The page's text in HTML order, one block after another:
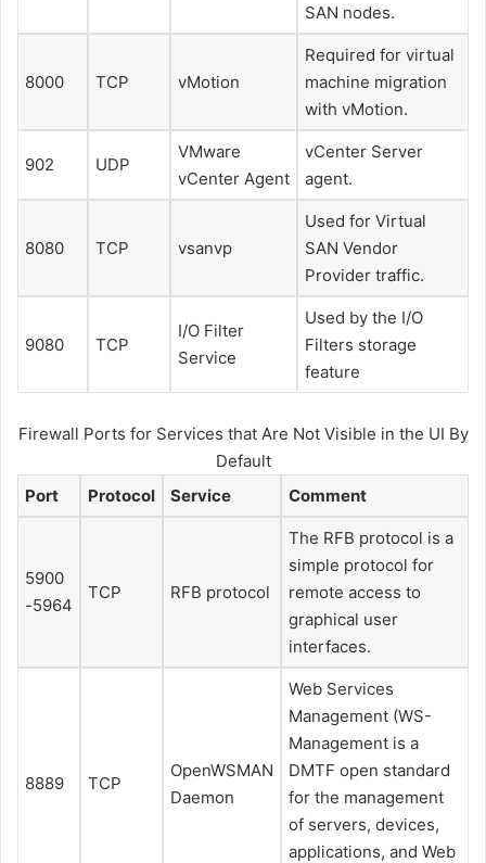
SAN nodes.
8000 TCP vMotion
Required for virtual
machine migration
with vMotion.
902 UDP
VMware
vCenter Agent
vCenter Server
agent.
8080 TCP vsanvp
Used for Virtual
SAN Vendor
Provider traffic.
9080 TCP
I/O Filter
Service
Used by the I/O
Filters storage
feature
Firewall Ports for Services that Are Not Visible in the UI By
Default
Port
Protocol Service Comment
5900
-5964
TCP RFB protocol
The RFB protocol is a
simple protocol for
remote access to
graphical user
interfaces.
8889 TCP
OpenWSMAN
Daemon
Web Services
Management (WS-
Management is a
DMTF open standard
for the management
of servers, devices,
applications, and Web